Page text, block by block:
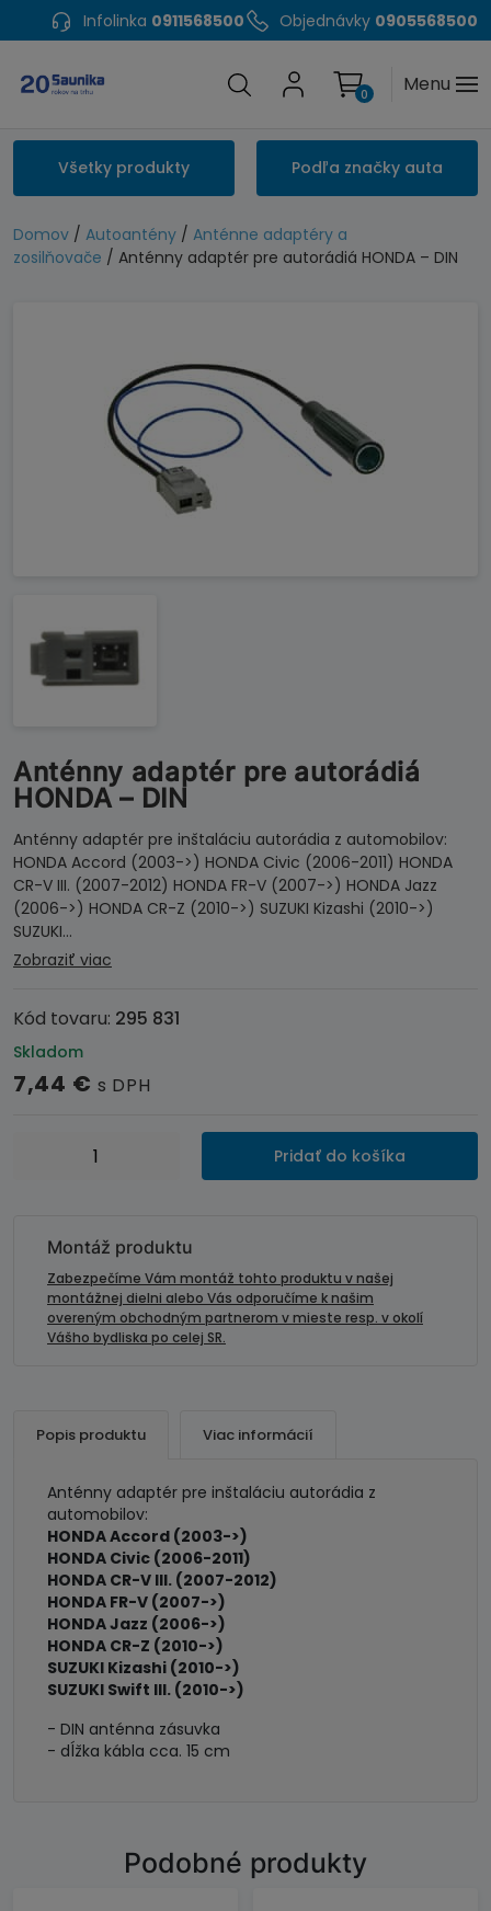
Infolinka 0911568500 Objednávky 0905568500
Menu
0
Všetky produkty Podľa značky auta
Domov / Autoantény / Anténne adaptéry a
zosilňovače / Anténny adaptér pre autorádiá HONDA – DIN
Anténny adaptér pre autorádiá
HONDA – DIN
Anténny adaptér pre inštaláciu autorádia z automobilov:
HONDA Accord (2003->) HONDA Civic (2006-2011) HONDA
CR-V III. (2007-2012) HONDA FR-V (2007->) HONDA Jazz
(2006->) HONDA CR-Z (2010->) SUZUKI Kizashi (2010->)
SUZUKI…
Zobraziť viac
Kód tovaru: 295 831
Skladom
7,44 € s DPH
množstvo
autorádiá
HONDA
Pridať do košíka
Montáž produktu
Zabezpečíme Vám montáž tohto produktu v našej
montážnej dielni alebo Vás odporučíme k našim
overeným obchodným partnerom v mieste resp. v okolí
Vášho bydliska po celej SR.
Popis produktu Viac informácií
Anténny adaptér pre inštaláciu autorádia z
automobilov:
HONDA Accord (2003->)
HONDA Civic (2006-2011)
HONDA CR-V III. (2007-2012)
HONDA FR-V (2007->)
HONDA Jazz (2006->)
HONDA CR-Z (2010->)
SUZUKI Kizashi (2010->)
SUZUKI Swift III. (2010->)
- DIN anténna zásuvka
- dĺžka kábla cca. 15 cm
Podobné produkty